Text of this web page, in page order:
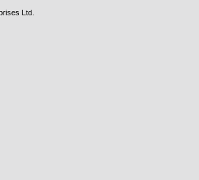
Ltd.